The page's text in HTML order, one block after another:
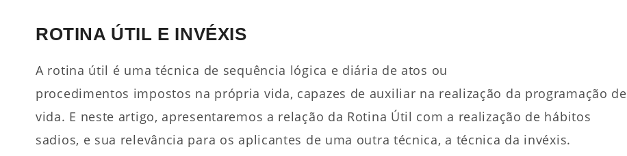
ROTINA ÚTIL E INVÉXIS
A rotina útil é uma técnica de sequência lógica e diária de atos ou
procedimentos impostos na própria vida, capazes de auxiliar na realização da programação de
vida. E neste artigo, apresentaremos a relação da Rotina Útil com a realização de hábitos
sadios, e sua relevância para os aplicantes de uma outra técnica, a técnica da invéxis.